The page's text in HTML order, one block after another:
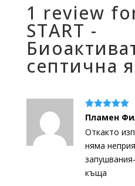
1 review
START -
септична
Оценено с
Пламен
Откакто
няма
къща